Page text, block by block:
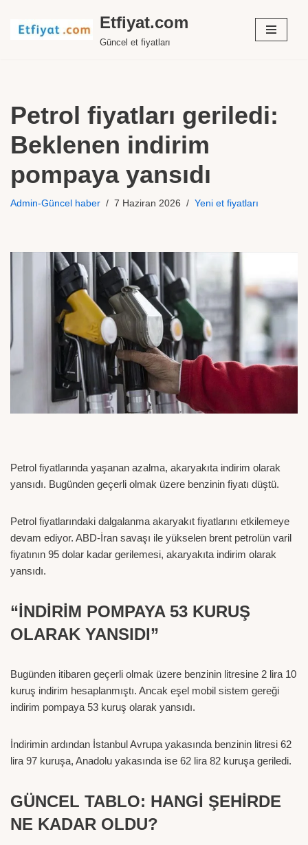
İçeriğe
Etfiyat.com
Güncel et fiyatları
Petrol fiyatları geriledi:
Beklenen indirim
pompaya yansıdı
Admin-Güncel haber 7 Haziran 2026 Yeni et fiyatları
Petrol fiyatlarında yaşanan azalma, akaryakıta indirim olarak
yansıdı. Bugünden geçerli olmak üzere benzinin fiyatı düştü.
Petrol fiyatlarındaki dalgalanma akaryakıt fiyatlarını etkilemeye
devam ediyor. ABD-İran savaşı ile yükselen brent petrolün varil
fiyatının 95 dolar kadar gerilemesi, akaryakıta indirim olarak
yansıdı.
“İNDİRİM POMPAYA 53 KURUŞ
OLARAK YANSIDI”
Bugünden itibaren geçerli olmak üzere benzinin litresine 2 lira 10
kuruş indirim hesaplanmıştı. Ancak eşel mobil sistem gereği
indirim pompaya 53 kuruş olarak yansıdı.
İndirimin ardından İstanbul Avrupa yakasında benzinin litresi 62
lira 97 kuruşa, Anadolu yakasında ise 62 lira 82 kuruşa geriledi.
GÜNCEL TABLO: HANGİ ŞEHİRDE
NE KADAR OLDU?